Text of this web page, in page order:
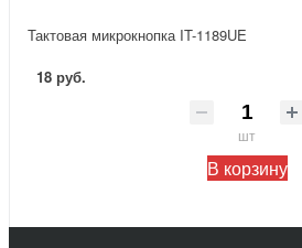
Тактовая микрокнопка IT-1189UE
18 руб.
шт
В корзину